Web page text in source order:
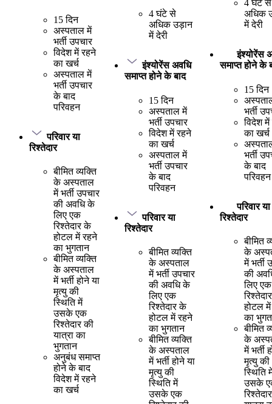
15 दिन
अस्पताल में
भर्ती उपचार
विदेश में रहने
का खर्च
अस्पताल में
भर्ती उपचार
के बाद
परिवहन
परिवार या
रिश्तेदार
बीमित व्यक्ति
के अस्पताल
में भर्ती उपचार
की अवधि के
लिए एक
रिश्तेदार के
होटल में रहने
का भुगतान
बीमित व्यक्ति
के अस्पताल
में भर्ती होने या
मृत्यु की
स्थिति में
उसके एक
रिश्तेदार की
यात्रा का
भुगतान
अनुबंध समाप्त
होने के बाद
विदेश में रहने
का खर्च
4 घंटे से
अधिक उड़ान
में देरी
इंश्योरेंस अवधि
समाप्त होने के बाद
15 दिन
अस्पताल में
भर्ती उपचार
विदेश में रहने
का खर्च
अस्पताल में
भर्ती उपचार
के बाद
परिवहन
परिवार या
रिश्तेदार
बीमित व्यक्ति
के अस्पताल
में भर्ती उपचार
की अवधि के
लिए एक
रिश्तेदार के
होटल में रहने
का भुगतान
बीमित व्यक्ति
के अस्पताल
में भर्ती होने या
मृत्यु की
स्थिति में
उसके एक
4 घंटे से
अधिक
में देरी
इंश्योरेंस
समाप्त होने के
15 दिन
भर्ती
विदेश में
का खर्च
भर्ती
के बाद
परिवहन
परिवार या
रिश्तेदार
बीमित
के
में भर्ती
की
लिए एक
होटल
का
बीमित
के
में भर्ती
मृत्यु की
स्थिति
उसके